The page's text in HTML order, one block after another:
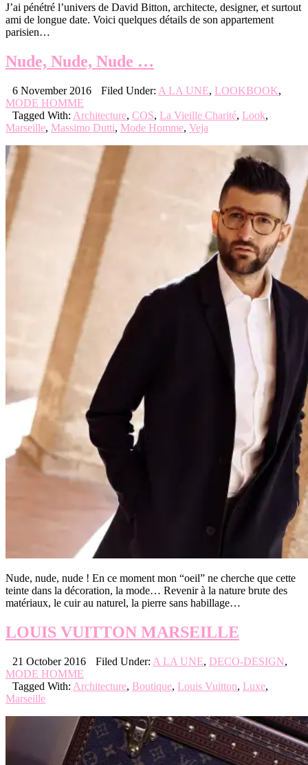
J’ai pénétré l’univers de David Bitton, architecte, designer, et surtout
ami de longue date. Voici quelques détails de son appartement
parisien…
Nude, Nude, Nude …
6 November 2016 Filed Under: A LA UNE, LOOKBOOK,
MODE HOMME
Tagged With: Architecture, COS, La Vieille Charité, Look,
Marseille, Massimo Dutti, Mode Homme, Veja
Nude, nude, nude ! En ce moment mon “oeil” ne cherche que cette
teinte dans la décoration, la mode… Revenir à la nature brute des
matériaux, le cuir au naturel, la pierre sans habillage…
LOUIS VUITTON MARSEILLE
21 October 2016 Filed Under: A LA UNE, DECO-DESIGN,
MODE HOMME
Tagged With: Architecture, Boutique, Louis Vuitton, Luxe,
Marseille